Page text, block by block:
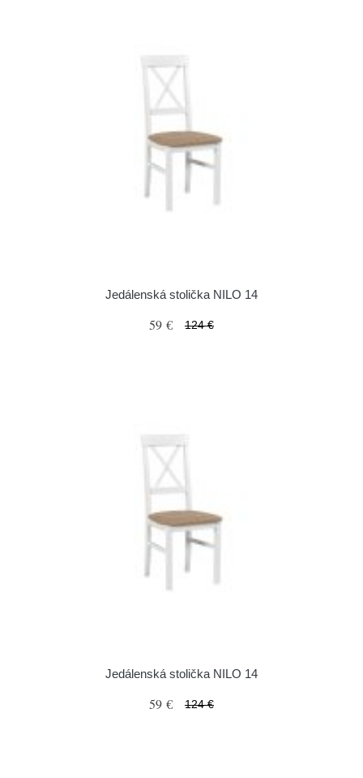
Jedálenská stolička NILO 14
59 € 124 €
Jedálenská stolička NILO 14
59 € 124 €